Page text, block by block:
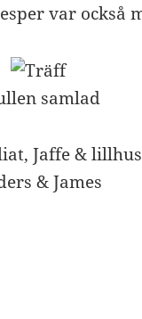
var också
samlad
Jaffe &
& James